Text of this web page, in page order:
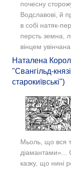
почесну
Водславові, й
в собі натяк-
персть земна,
вінцем
Наталена
"Свангільд-
старокиївські")
Мьоль, що вся
діамантами»...
казку, що нині